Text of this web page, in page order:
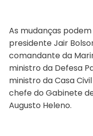
As mudanças
presidente Jair
comandante da
ministro da Defesa
ministro da Casa
chefe do Gabinete
Augusto Heleno.